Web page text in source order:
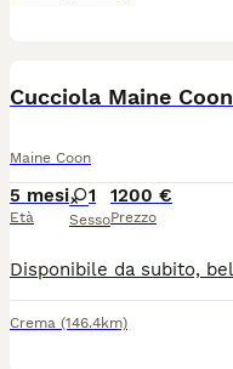
Cucciola Maine Coon
Maine Coon
5 mesi
Età
1
Sesso
1200 €
Prezzo
Crema (146.4km)